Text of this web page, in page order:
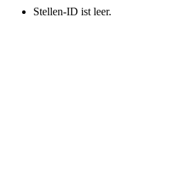
Stellen-ID ist leer.